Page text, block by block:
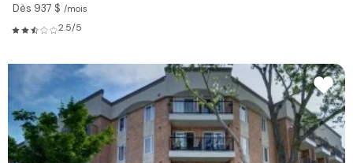
Dès 937 $ /mois
2.5/5